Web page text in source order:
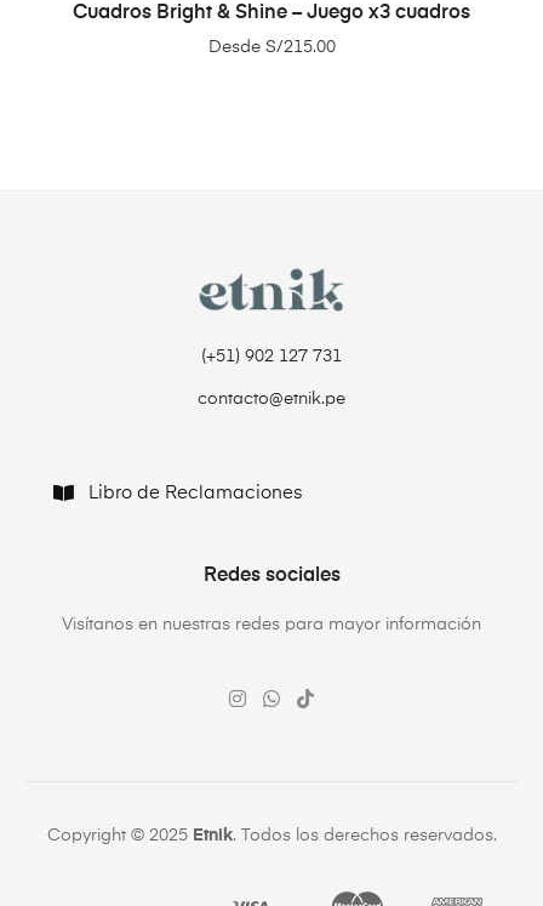
SELECT OPTIONS
Cuadros Bright & Shine – Juego x3 cuadros
Desde S/215.00
(+51) 902 127 731‬
contacto@etnik.pe
Libro de Reclamaciones
Redes sociales
Visítanos en nuestras redes para mayor información
Copyright © 2025 Etnik. Todos los derechos reservados.